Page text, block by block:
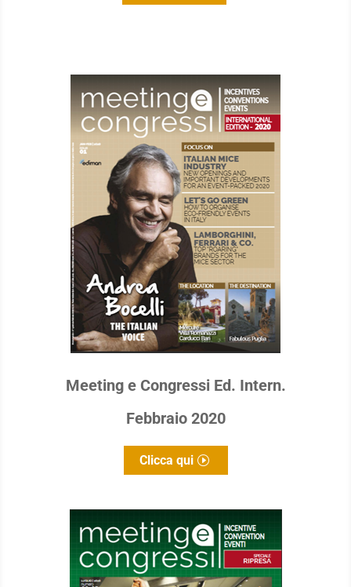
Meeting e Congressi Ed. Intern.
Febbraio 2020
Clicca qui